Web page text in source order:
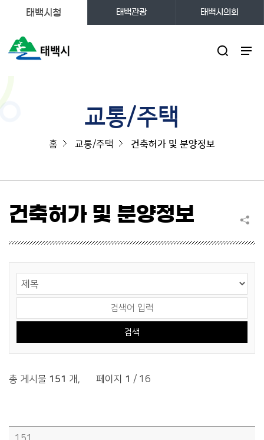
태백시청 태백관광 태백시의회
교통/주택
홈 교통/주택 건축허가 및 분양정보
건축허가 및 분양정보
총 게시물 151 개 , 페이지 1 / 16
분야별정보>교통/주택>건축허가 및 분양정보 목록 - 번호, 제목, 작성자, 작성일, 조회수정보 제공